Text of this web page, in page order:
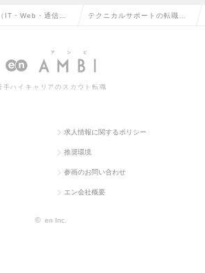
IT・Web・通信 テクニカルサポートの転職・
手ハイキャリアのスカウト転職
求人情報に関するポリシー
推奨環境
参画のお問い合わせ
エン会社概要
© en Inc.